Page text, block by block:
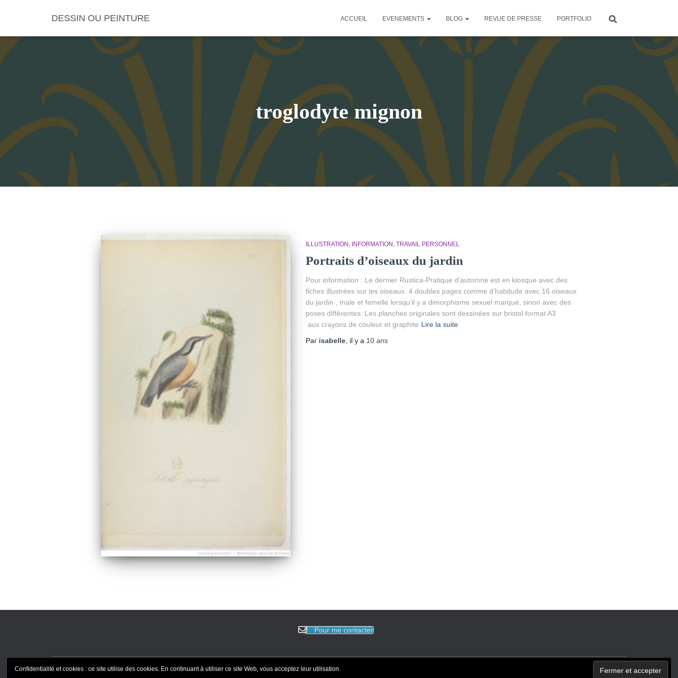
DESSIN OU PEINTURE ACCUEIL EVENEMENTS BLOG REVUE DE PRESSE PORTFOLIO
troglodyte mignon
ILLUSTRATION INFORMATION TRAVAIL PERSONNEL
Portraits d’oiseaux du jardin
Pour information : Le dernier Rustica-Pratique d’automne est en kiosque avec des
fiches illustrées sur les oiseaux. 4 doubles pages comme d’habitude avec 16 oiseaux
du jardin , male et femelle lorsqu’il y a dimorphisme sexuel marqué, sinon avec des
poses différentes. Les planches originales sont dessinées sur bristol format A3
aux crayons de couleur et graphite Lire la suite
Par isabelle, il y a 10 ans
Pour me contacter
Confidentialité et cookies : ce site utilise des cookies. En continuant à utiliser ce site Web, vous acceptez leur utilisation.